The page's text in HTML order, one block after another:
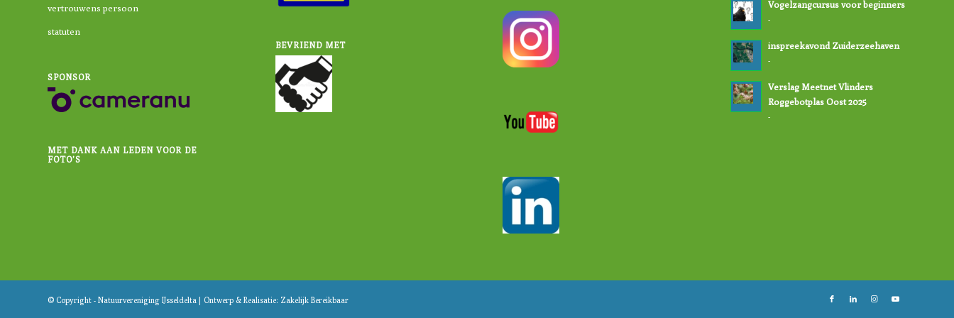
vertrouwens persoon
statuten
SPONSOR
MET DANK AAN LEDEN VOOR DE
FOTO’S
BEVRIEND MET
Vogelzangcursus voor beginners
-
inspreekavond Zuiderzeehaven
-
Verslag Meetnet Vlinders
Roggebotplas Oost 2025
-
© Copyright - Natuurvereniging IJsseldelta | Ontwerp & Realisatie: Zakelijk Bereikbaar